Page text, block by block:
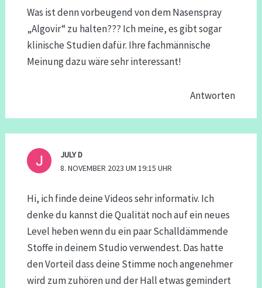
Was ist denn vorbeugend von dem Nasenspray
„Algovir“ zu halten??? Ich meine, es gibt sogar
klinische Studien dafür. Ihre fachmännische
Meinung dazu wäre sehr interessant!
Antworten
JULY D
8. NOVEMBER 2023 UM 19:15 UHR
Hi, ich finde deine Videos sehr informativ. Ich
denke du kannst die Qualität noch auf ein neues
Level heben wenn du ein paar Schalldämmende
Stoffe in deinem Studio verwendest. Das hatte
den Vorteil dass deine Stimme noch angenehmer
wird zum zuhören und der Hall etwas gemindert